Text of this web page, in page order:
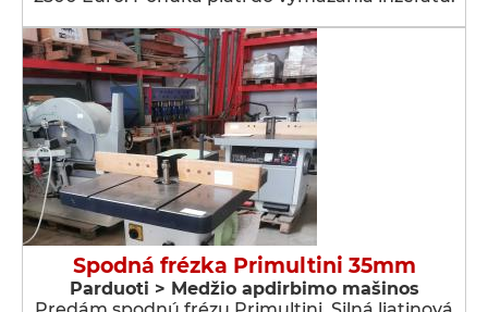
Spodná frézka Primultini 35mm
Parduoti > Medžio apdirbimo mašinos